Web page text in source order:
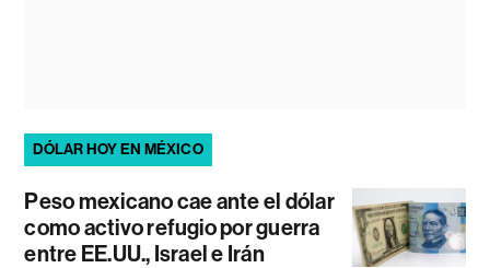
DÓLAR HOY EN MÉXICO
Peso mexicano cae ante el dólar
como activo refugio por guerra
entre EE.UU., Israel e Irán